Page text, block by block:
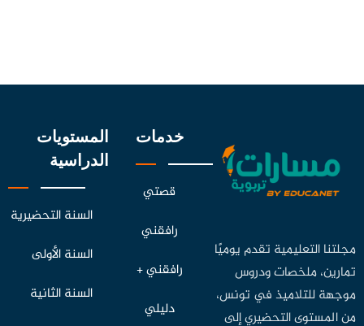
مجلتنا التعليمية تقدم يوميًا
تمارين، ملخصات ودروس
موجهة للتلاميذ في تونس،
من المستوى التحضيري إلى
خدمات
قصتي
رافقني
رافقني +
دليلي
المستويات
الدراسية
السنة التحضيرية
السنة الأولى
السنة الثانية